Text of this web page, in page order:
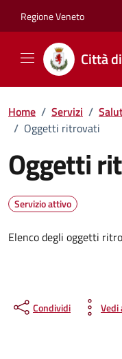
Regione Veneto
Città
Home / Servizi /
/ Oggetti ritrovati
Oggetti
Servizio attivo
Elenco degli oggetti
Condividi Vedi